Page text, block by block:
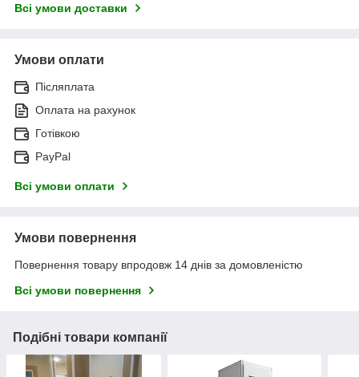
Всі умови доставки
Умови оплати
Післяплата
Оплата на рахунок
Готівкою
PayPal
Всі умови оплати
Умови повернення
Повернення товару впродовж 14 днів за домовленістю
Всі умови повернення
Подібні товари компанії